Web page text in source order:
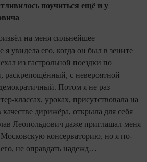
поучиться ещё и у
на меня сильнейшее
я уви­дела его, когда он был в зените
из гастрольной поездки по
раскрепо­щённый, с невероятной
Потом я не раз
уроках, присутствовала на
дирижёра, открыла для себя
Леопольдович даже приглашал меня
Московскую консерваторию, но я по­
его, не оправдать надежд…